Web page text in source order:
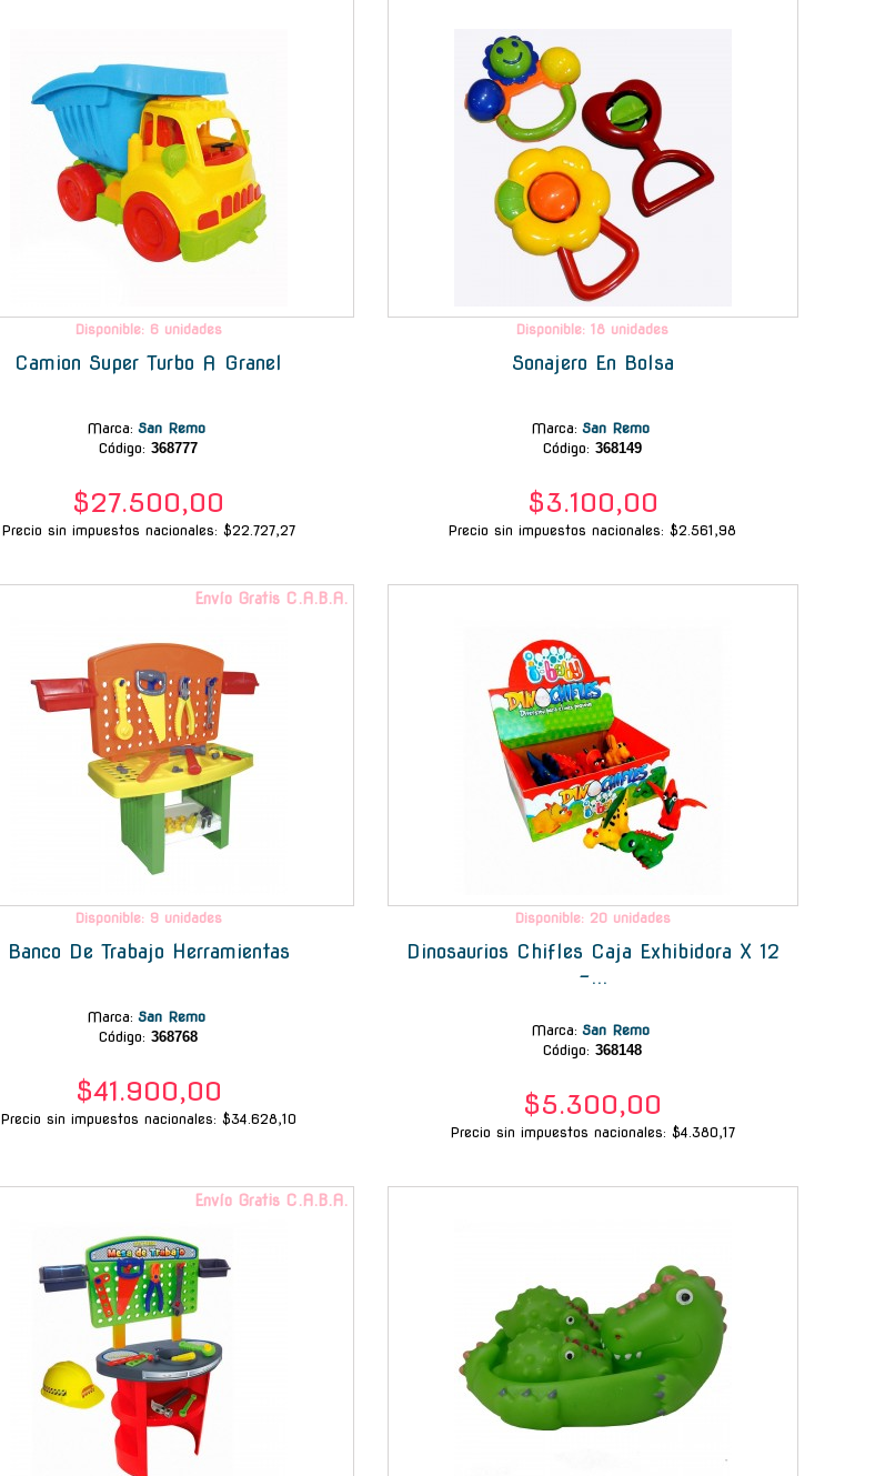
Disponible: 6 unidades
Camion Super Turbo A Granel
Marca: San Remo
Código: 368777
$27.500,00
Precio sin impuestos nacionales: $22.727,27
Disponible: 18 unidades
Sonajero En Bolsa
Marca: San Remo
Código: 368149
$3.100,00
Precio sin impuestos nacionales: $2.561,98
Envío Gratis C.A.B.A.
Disponible: 9 unidades
Banco De Trabajo Herramientas
Marca: San Remo
Código: 368768
$41.900,00
Precio sin impuestos nacionales: $34.628,10
Disponible: 20 unidades
Dinosaurios Chifles Caja Exhibidora X 12
-...
Marca: San Remo
Código: 368148
$5.300,00
Precio sin impuestos nacionales: $4.380,17
Envío Gratis C.A.B.A.